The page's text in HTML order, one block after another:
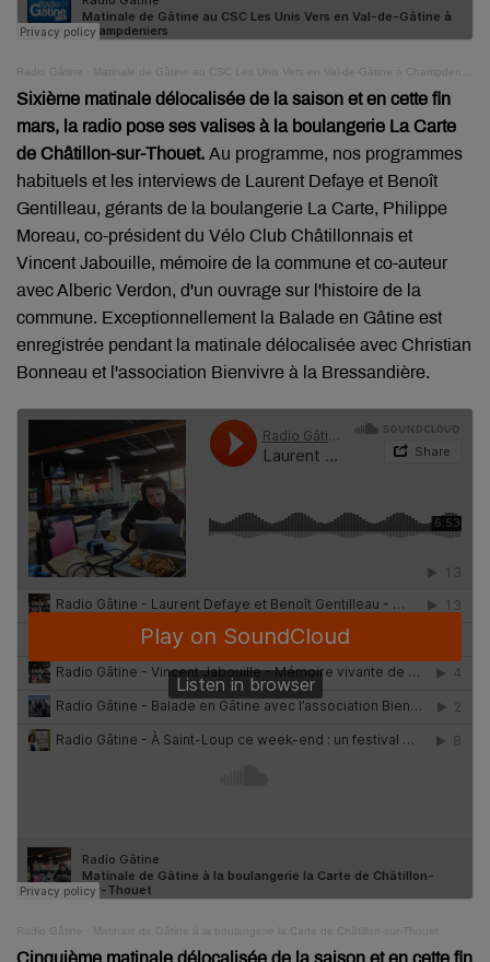
Radio Gâtine Matinale de Gâtine au CSC Les Unis Vers en Val-de-Gâtine à Champdeniers
Sixième matinale délocalisée de la saison et en cette fin
mars, la radio pose ses valises à la boulangerie La Carte
de Châtillon-sur-Thouet. Au programme, nos programmes
habituels et les interviews de Laurent Defaye et Benoît
Gentilleau, gérants de la boulangerie La Carte, Philippe
Moreau, co-président du Vélo Club Châtillonnais et
Vincent Jabouille, mémoire de la commune et co-auteur
avec Alberic Verdon, d'un ouvrage sur l'histoire de la
commune. Exceptionnellement la Balade en Gâtine est
enregistrée pendant la matinale délocalisée avec Christian
Bonneau et l'association Bienvivre à la Bressandière.
Radio Gâtine Matinale de Gâtine à la boulangerie la Carte de Châtillon-sur-Thouet
Cinquième matinale délocalisée de la saison et en cette fin